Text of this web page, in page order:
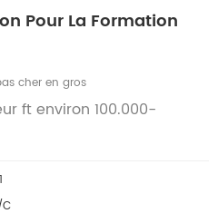
Pour La Formation
cher en gros
ft environ 100.000-